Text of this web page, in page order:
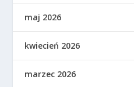
maj 2026
kwiecień 2026
marzec 2026